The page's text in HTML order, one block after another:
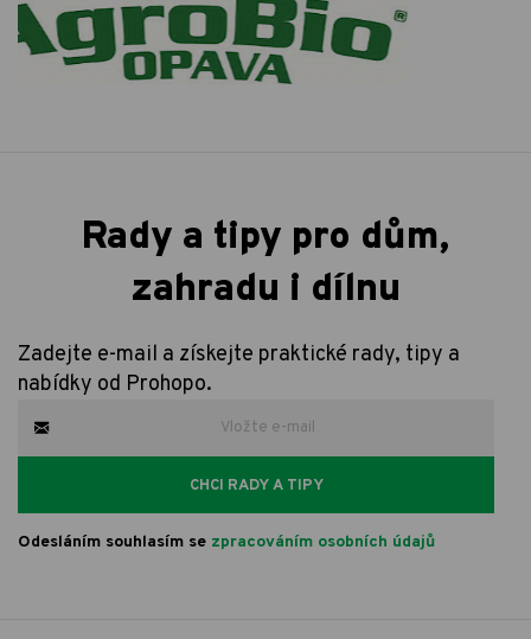
Rady a tipy pro dům,
zahradu i dílnu
Zadejte e-mail a získejte praktické rady, tipy a
nabídky od Prohopo.
CHCI RADY A TIPY
Odesláním souhlasím se zpracováním osobních údajů